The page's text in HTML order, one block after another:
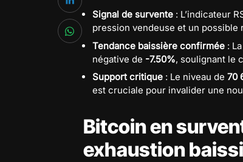
Signal de survente : L’indicateur
pression vendeuse et un possible
Tendance baissière confirmée :
négative de -7.50%, soulignant le
Support critique : Le niveau de 70
est cruciale pour invalider une
Bitcoin en
exhaustion